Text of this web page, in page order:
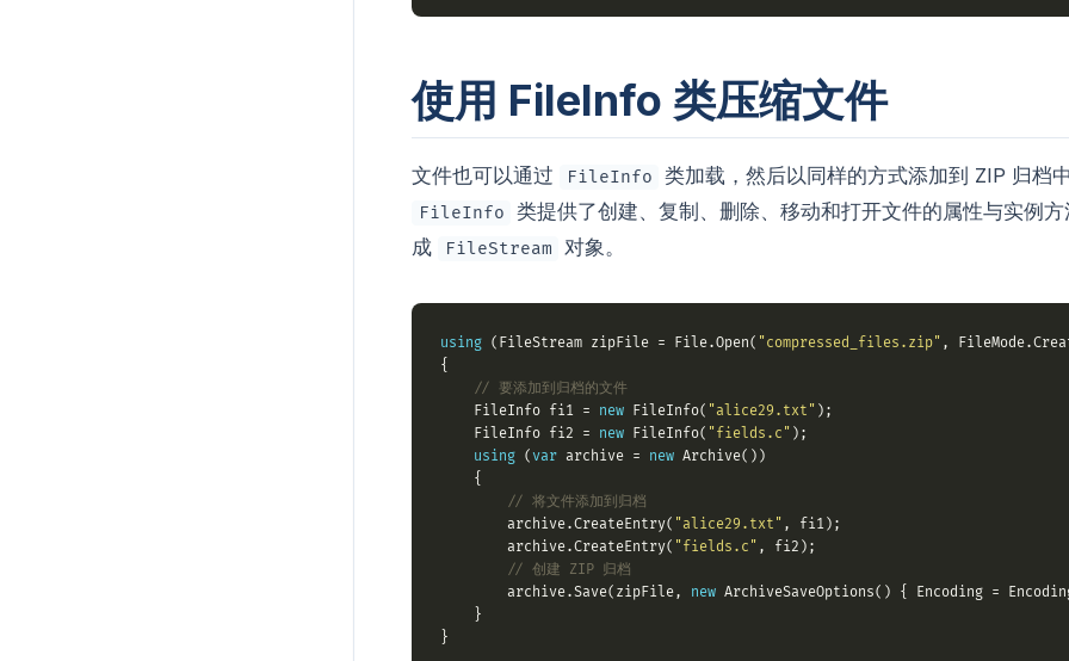
使用 FileInfo 类压缩文件
文件也可以通过 FileInfo 类加载，然后以同样的方式添加到 ZIP 归档中
FileInfo
类提供了创建、复制、删除、移动和打开文件的属性与实例方
成
FileStream 对象。
using (FileStream zipFile = File.Open( "compressed_files.zip"
// 要添加到归档的文件
    FileInfo fi1 =
new FileInfo( "alice29.txt"
    FileInfo fi2 =
new FileInfo( "fields.c"
using (var archive = new
// 将文件添加到归档
        archive.CreateEntry(
"alice29.txt"
        archive.CreateEntry(
"fields.c"
// 创建 ZIP 归档
        archive.Save(zipFile,
new